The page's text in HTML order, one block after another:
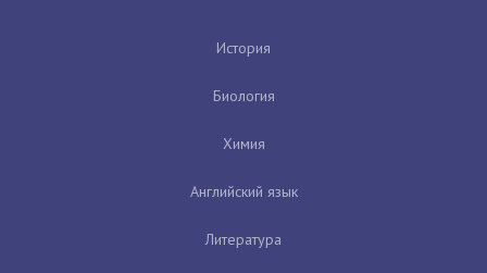
История
Биология
Химия
Английский язык
Литература